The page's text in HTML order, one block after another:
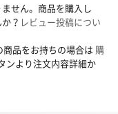
せん。商品を購入し
？ レビュー投稿につい
品をお持ちの場合は 購
ンより注文内容詳細か